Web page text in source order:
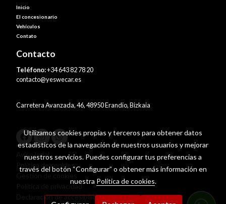
Inicio
El concesionario
Vehículos
Contato
Contacto
Teléfono:+34 643 82 78 20
contacto@yeswecar.es
Carretera Avanzada, 46, 48950 Erandio, Bizkaia
Aviso legal
Política de cookies
Política de privacidad
Declaración de accesibilidad
Utilizamos cookies propias y terceros para obtener datos
estadísticos de la navegación de nuestros usuarios y mejorar
nuestros servicios. Puedes configurar tus preferencias a
través del botón “Configurar” o obtener más información en
nuestra Política de cookies.